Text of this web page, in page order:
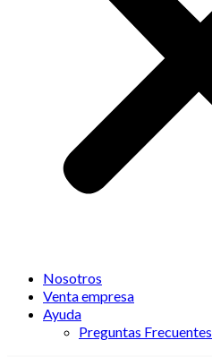
Nosotros
Venta empresa
Ayuda
Preguntas Frecuentes